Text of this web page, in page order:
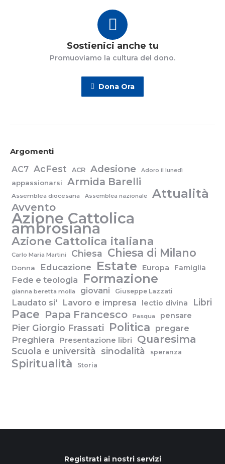
Sostienici anche tu
Promuoviamo la cultura del dono.
Dona Ora
Argomenti
AC7 AcFest ACR Adesione Adoro il lunedì
appassionarsi Armida Barelli
Assemblea diocesana Assemblea nazionale Attualità
Avvento
Azione Cattolica
ambrosiana
Azione Cattolica italiana
Carlo Maria Martini Chiesa Chiesa di Milano
Donna Educazione Estate Europa Famiglia
Fede e teologia Formazione
gianna beretta molla giovani Giuseppe Lazzati
Laudato si' Lavoro e impresa lectio divina Libri
Pace Papa Francesco Pasqua pensare
Pier Giorgio Frassati Politica pregare
Preghiera
Presentazione libri Quaresima
Scuola e università sinodalità speranza
Spiritualità Storia
Registrati ai nostri servizi